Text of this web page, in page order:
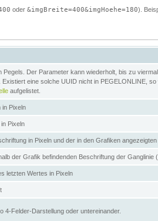
oder &imgBreite=400&imgHoehe=180).
Pegels. Der Parameter kann wiederholt, bis zu
eine solche UUID nicht in PEGELONLINE,
aufgelistet.
in Pixeln
Pixeln
in Pixeln und der in den Grafiken
der Grafik befindenden Beschriftung der Ganglinie
letzten Wertes in Pixeln
4-Felder-Darstellung oder untereinander.